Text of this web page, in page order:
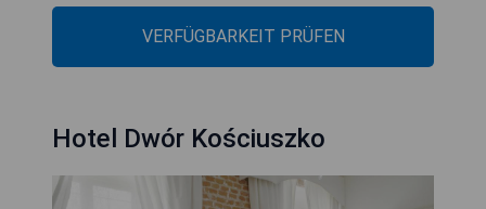
VERFÜGBARKEIT PRÜFEN
Hotel Dwór Kościuszko